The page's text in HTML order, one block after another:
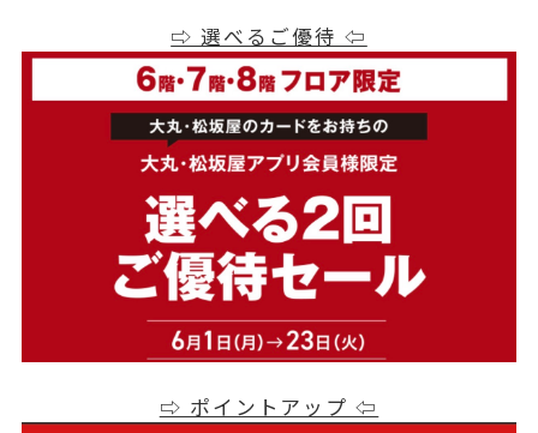
⇨ 選べるご優待 ⇦
⇨ ポイントアップ ⇦